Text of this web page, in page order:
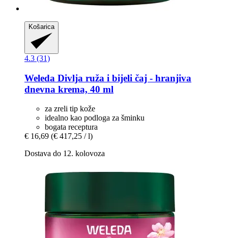
Košarica
4.3 (31)
Weleda Divlja ruža i bijeli čaj -​ hranjiva
dnevna krema, 40 ml
za zreli tip kože
idealno kao podloga za šminku
bogata receptura
€ 16,69 (€ 417,25 / l)
Dostava do 12. kolovoza